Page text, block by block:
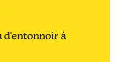
d'entonnoir à